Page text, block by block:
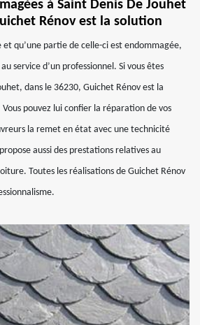
à Saint Denis De Jouhet
Rénov est la solution
qu’une partie de celle-ci est endommagée,
service d’un professionnel. Si vous êtes
dans le 36230, Guichet Rénov est la
pouvez lui confier la réparation de vos
la remet en état avec une technicité
aussi des prestations relatives au
Toutes les réalisations de Guichet Rénov